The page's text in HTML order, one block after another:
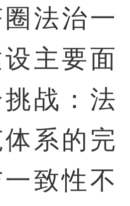
法治一
主要面
战：法
系的完
致性不